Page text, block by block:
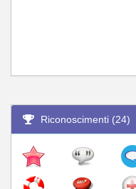
Riconoscimenti (24)